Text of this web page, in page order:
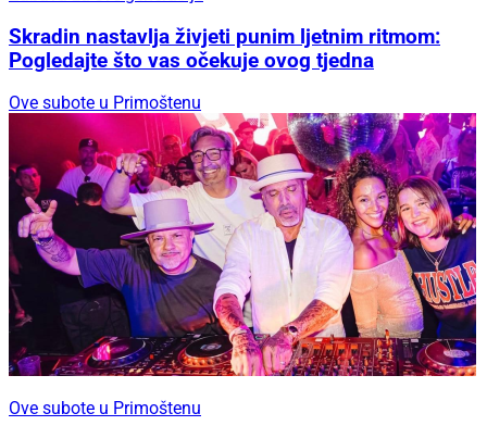
Skradin nastavlja živjeti punim ljetnim ritmom:
Pogledajte što vas očekuje ovog tjedna
Ove subote u Primoštenu
Ove subote u Primoštenu